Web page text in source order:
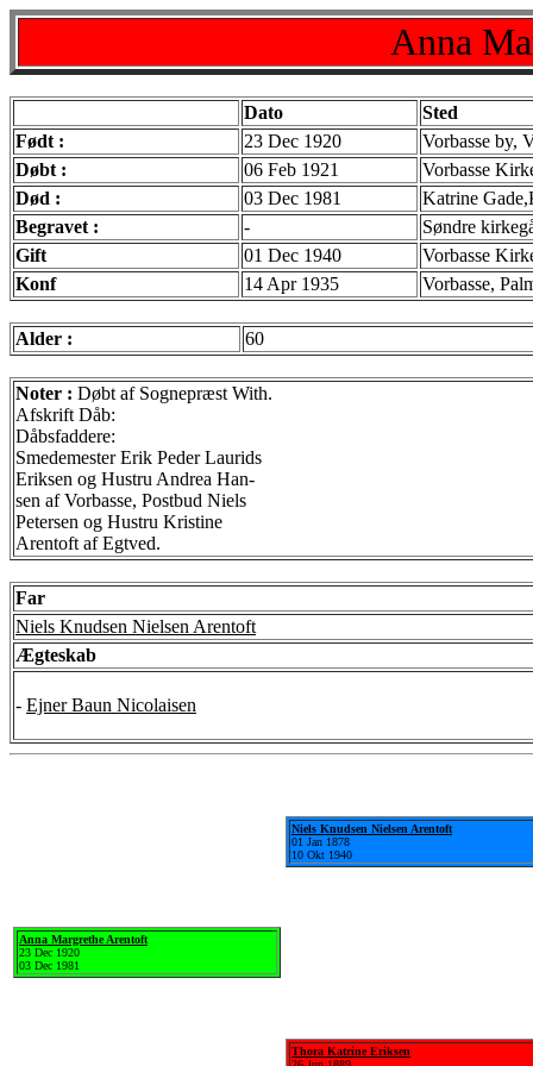
Anna
Dato
Sted
Født :
23 Dec 1920
Vorbasse by,
Døbt :
06 Feb 1921
Vorbasse
Død :
03 Dec 1981
Katrine
Begravet :
-
Søndre
Gift
01 Dec 1940
Vorbasse
Konf
14 Apr 1935 Vorbasse,
Alder : 60
Noter : Døbt af Sognepræst With.
Afskrift Dåb:
Dåbsfaddere:
Smedemester Erik Peder Laurids
Eriksen og Hustru Andrea Han-
sen af Vorbasse, Postbud Niels
Petersen og Hustru Kristine
Arentoft af Egtved.
Far
Niels Knudsen Nielsen Arentoft
Ægteskab
- Ejner Baun Nicolaisen
Anna Margrethe Arentoft
23 Dec 1920
03 Dec 1981
Niels Knudsen Nielsen Arentoft
01 Jan 1878
10 Okt 1940
Thora Katrine Eriksen